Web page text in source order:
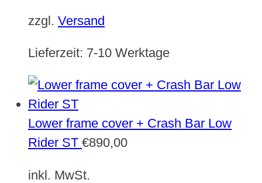
zzgl. Versand
Lieferzeit: 7-10 Werktage
Lower frame cover + Crash Bar Low
Rider ST €890,00
inkl. MwSt.